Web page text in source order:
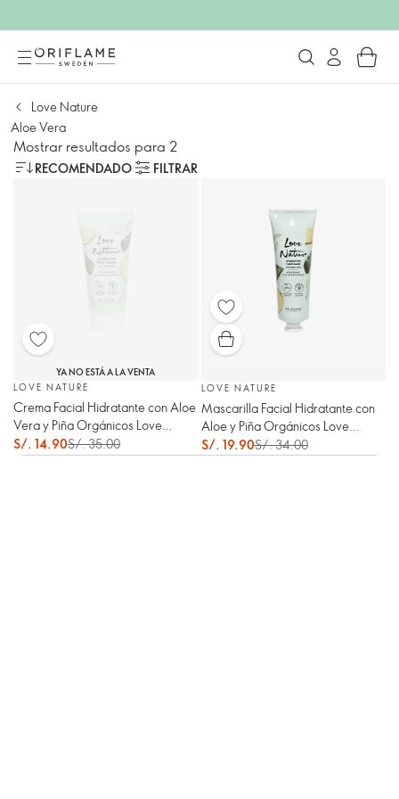
Love Nature
Aloe Vera
Mostrar resultados para 2
RECOMENDADO FILTRAR
YA NO ESTÁ A LA VENTA
LOVE NATURE
Crema Facial Hidratante con Aloe
Vera y Piña Orgánicos Love
Nature
S/. 14.90S/. 35.00
LOVE NATURE
Mascarilla Facial Hidratante con
Aloe y Piña Orgánicos Love
Nature
S/. 19.90S/. 34.00